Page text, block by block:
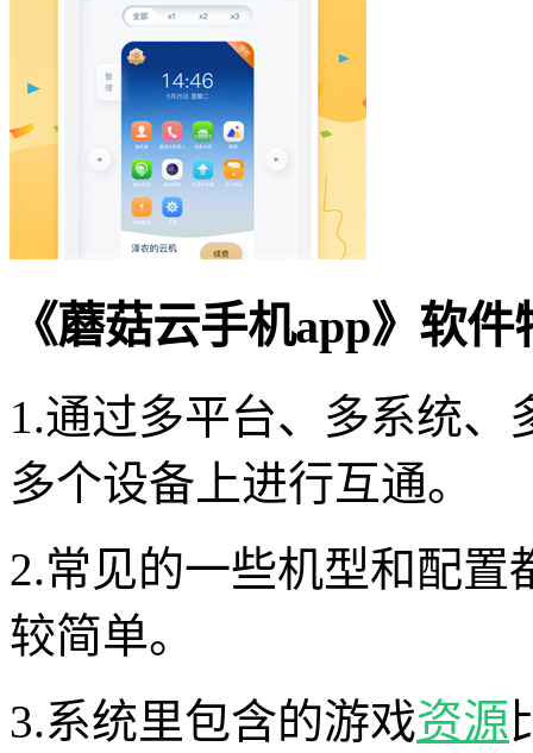
《蘑菇云手机app》软
1.通过多平台、多系统
多个设备上进行互通。
2.常见的一些机型和配
较简单。
3.系统里包含的游戏资源